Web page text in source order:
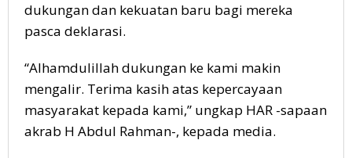
dukungan dan kekuatan baru bagi mereka
pasca deklarasi.
“Alhamdulillah dukungan ke kami makin
mengalir. Terima kasih atas kepercayaan
masyarakat kepada kami,” ungkap HAR -sapaan
akrab H Abdul Rahman-, kepada media.